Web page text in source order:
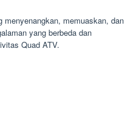
memuaskan, dan
yang berbeda dan
Quad ATV.